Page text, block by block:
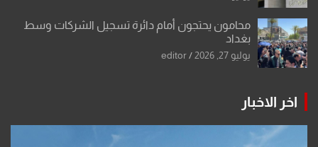
محامون يحتجون أمام دائرة تسجيل الشركات وسط
بغداد
يوليو 27, 2026 editor
اخر الاخبار